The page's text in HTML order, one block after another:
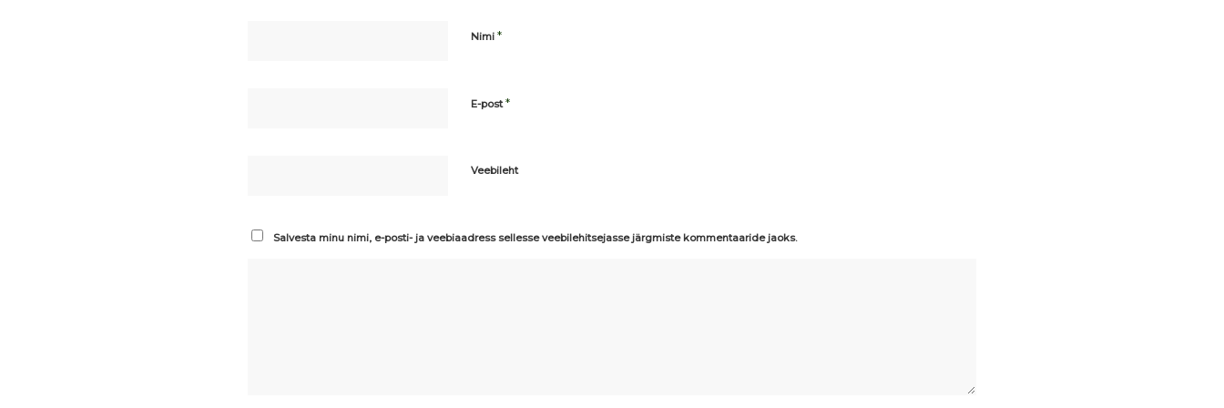
Nimi *
E-post*
Veebileht
Salvesta minu nimi, e-posti- ja veebiaadress sellesse veebilehitsejasse järgmiste kommentaaride jaoks.